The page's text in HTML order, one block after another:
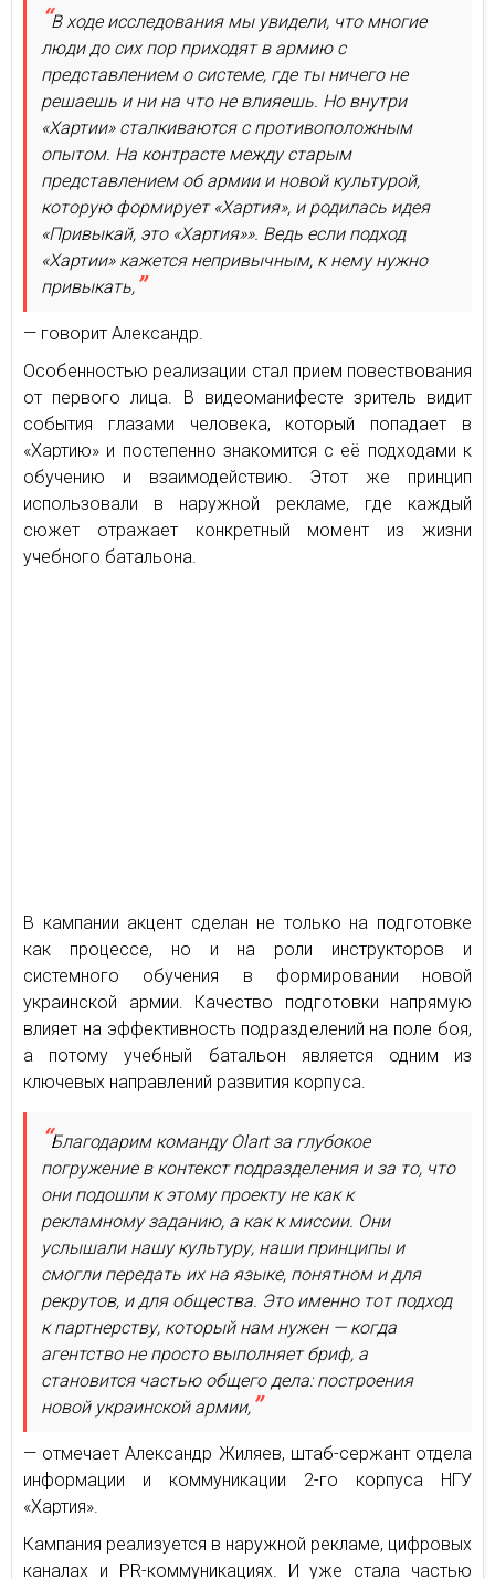
В ходе исследования мы увидели, что многие
люди до сих пор приходят в армию с
представлением о системе, где ты ничего не
решаешь и ни на что не влияешь. Но внутри
«Хартии» сталкиваются с противоположным
опытом. На контрасте между старым
представлением об армии и новой культурой,
которую формирует «Хартия», и родилась идея
«Привыкай, это «Хартия»». Ведь если подход
«Хартии» кажется непривычным, к нему нужно
привыкать,
— говорит Александр.
Особенностью реализации стал прием повествования
от первого лица. В видеоманифесте зритель видит
события глазами человека, который попадает в
«Хартию» и постепенно знакомится с её подходами к
обучению и взаимодействию. Этот же принцип
использовали в наружной рекламе, где каждый
сюжет отражает конкретный момент из жизни
учебного батальона.
В кампании акцент сделан не только на подготовке
как процессе, но и на роли инструкторов и
системного обучения в формировании новой
украинской армии. Качество подготовки напрямую
влияет на эффективность подразделений на поле боя,
а потому учебный батальон является одним из
ключевых направлений развития корпуса.
Благодарим команду Olart за глубокое
погружение в контекст подразделения и за то, что
они подошли к этому проекту не как к
рекламному заданию, а как к миссии. Они
услышали нашу культуру, наши принципы и
смогли передать их на языке, понятном и для
рекрутов, и для общества. Это именно тот подход
к партнерству, который нам нужен — когда
агентство не просто выполняет бриф, а
становится частью общего дела: построения
новой украинской армии,
— отмечает Александр Жиляев, штаб-сержант отдела
информации и коммуникации 2-го корпуса НГУ
«Хартия».
Кампания реализуется в наружной рекламе, цифровых
каналах и PR-коммуникациях. И уже стала частью